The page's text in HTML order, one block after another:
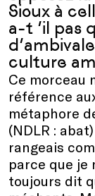
Sioux à
a-t ’il pas
culture
Ce morceau
référence
métaphore
(NDLR :
rangeais
parce que je
toujours dit